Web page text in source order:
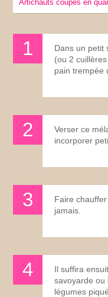
Artichauts coupés en
Dans un petit
(ou 2
pain trempée
Verser ce
incorporer
Faire
jamais.
Il suffira
savoyarde ou
légumes